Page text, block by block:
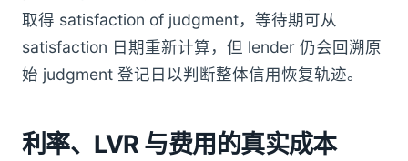
取得 satisfaction of judgment，等待期可从
satisfaction 日期重新计算，但 lender 仍会回溯原
始 judgment 登记日以判断整体信用恢复轨迹。
利率、LVR 与费用的真实成本